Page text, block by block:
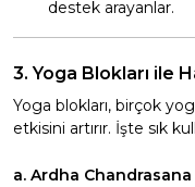
destek arayanlar.
3. Yoga Blokları ile
Yoga blokları, birçok
etkisini artırır. İşte sık
a. Ardha Chandrasana